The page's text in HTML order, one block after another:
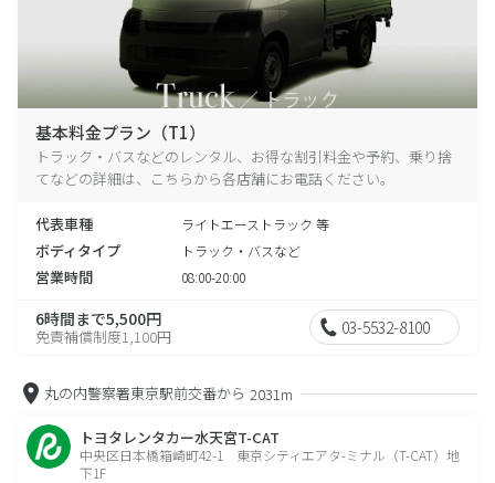
基本料金プラン（T1）
トラック・バスなどのレンタル、お得な割引料金や予約、乗り捨
てなどの詳細は、こちらから各店舗にお電話ください。
代表車種 ライトエーストラック 等
ボディタイプ トラック・バスなど
営業時間 08:00-20:00
6時間まで5,500円
免責補償制度1,100円 03-5532-8100
丸の内警察署東京駅前交番から 2031m
トヨタレンタカー水天宮T-CAT
中央区日本橋箱崎町42-1 東京シティエアタ-ミナル（T-CAT）地
下1F